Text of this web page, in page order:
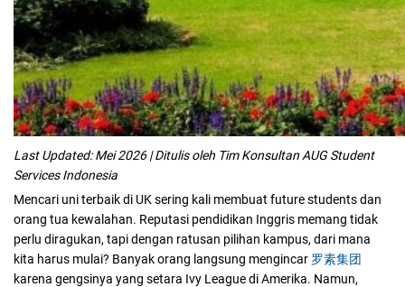
Last Updated: Mei 2026 | Ditulis oleh Tim Konsultan AUG Student
Services Indonesia
Mencari uni terbaik di UK sering kali membuat future students dan
orang tua kewalahan. Reputasi pendidikan Inggris memang tidak
perlu diragukan, tapi dengan ratusan pilihan kampus, dari mana
kita harus mulai? Banyak orang langsung mengincar 罗素集团
karena gengsinya yang setara Ivy League di Amerika. Namun,